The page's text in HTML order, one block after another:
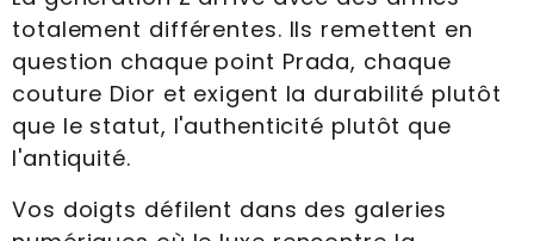
totalement différentes. Ils remettent en
question chaque point Prada, chaque
couture Dior et exigent la durabilité plutôt
que le statut, l'authenticité plutôt que
l'antiquité.
Vos doigts défilent dans des galeries